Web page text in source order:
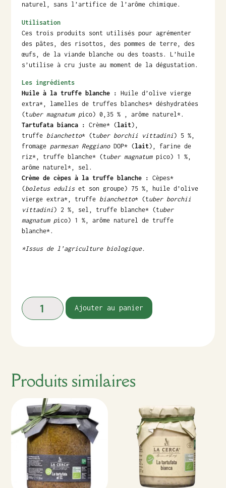
naturel, sans l’artifice de l’arôme chimique.
Utilisation
Ces trois produits sont utilisés pour agrémenter
des pâtes, des risottos, des pommes de terre, des
œufs, de la viande blanche ou des toasts. L’huile
s’utilise à cru juste au moment de la dégustation.
Les ingrédients
Huile à la truffe blanche
: Huile d’olive vierge
extra*, lamelles de truffes blanches* déshydratées
(tuber magnatum pico) 0,35 % , arôme naturel*.
Tartufata bianca : Crème* (lait),
truffe bianchetto* (tuber borchii vittadini) 5 %,
fromage parmesan ReggianoDOP* (lait), farine de
riz*, truffe blanche* (tuber magnatumpico) 1 %,
arôme naturel*, sel.
Crème de cèpes à la truffe blanche : Cèpes*
(boletus eduliset son groupe) 75 %, huile d’olive
vierge extra*, truffe bianchetto* (tuber borchii
vittadini) 2 %, sel, truffe blanche* (tuber
magnatum pico) 1 %, arôme naturel de truffe
blanche*.
*Issus de l’agriculture biologique.
Ajouter au panier
Produits similaires